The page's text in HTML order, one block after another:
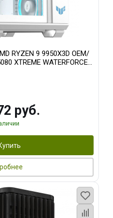
RYZEN 9 9950X3D OEM/
XTREME WATERFORCE
руб.